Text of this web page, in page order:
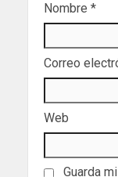
Nombre *
Correo
Web
Guarda